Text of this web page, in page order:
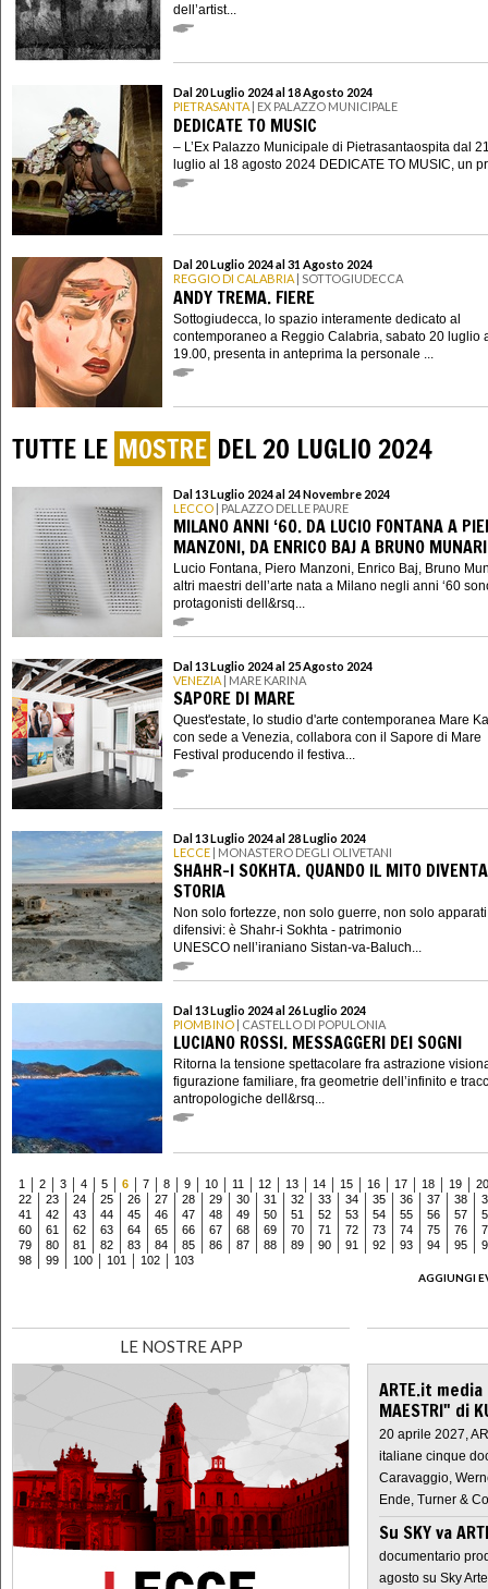
dell’artist...
Dal 20 Luglio 2024 al 18 Agosto 2024
PIETRASANTA | EX PALAZZO MUNICIPALE
DEDICATE TO MUSIC
– L’Ex Palazzo Municipale di Pietrasantaospita dal
luglio al 18 agosto 2024 DEDICATE TO MUSIC, un
Dal 20 Luglio 2024 al 31 Agosto 2024
REGGIO DI CALABRIA | SOTTOGIUDECCA
ANDY TREMA. FIERE
Sottogiudecca, lo spazio interamente dedicato al
contemporaneo a Reggio Calabria, sabato 20 luglio
19.00, presenta in anteprima la personale ...
TUTTE LE MOSTRE DEL 20 LUGLIO 2024
Dal 13 Luglio 2024 al 24 Novembre 2024
LECCO | PALAZZO DELLE PAURE
MILANO ANNI ‘60. DA LUCIO FONTANA A
MANZONI, DA ENRICO BAJ A BRUNO MUNARI
Lucio Fontana, Piero Manzoni, Enrico Baj, Bruno
altri maestri dell’arte nata a Milano negli anni ‘60
protagonisti dell&rsq...
Dal 13 Luglio 2024 al 25 Agosto 2024
VENEZIA | MARE KARINA
SAPORE DI MARE
Quest'estate, lo studio d'arte contemporanea Mare
con sede a Venezia, collabora con il Sapore di Mare
Festival producendo il festiva...
Dal 13 Luglio 2024 al 28 Luglio 2024
LECCE | MONASTERO DEGLI OLIVETANI
SHAHR-I SOKHTA. QUANDO IL MITO DIVENTA
STORIA
Non solo fortezze, non solo guerre, non solo apparati
difensivi: è Shahr-i Sokhta - patrimonio
UNESCO nell’iraniano Sistan-va-Baluch...
Dal 13 Luglio 2024 al 26 Luglio 2024
PIOMBINO | CASTELLO DI POPULONIA
LUCIANO ROSSI. MESSAGGERI DEI SOGNI
Ritorna la tensione spettacolare fra astrazione
figurazione familiare, fra geometrie dell’infinito e
antropologiche dell&rsq...
1 2 3 4 5 6 7 8 9 10 11 12 13 14 15 16 17 18 19
20
22
23 24 25 26 27 28 29 30 31 32 33 34 35 36 37 38
41
42 43 44 45 46 47 48 49 50 51 52 53 54 55 56 57
60
61 62 63 64 65 66 67 68 69 70 71 72 73 74 75 76
79
80 81 82 83 84 85 86 87 88 89 90 91 92 93 94 95
98
99 100 101 102
103
AGGIUNGI
LE NOSTRE APP
ARTE.it
MAESTRI" di
20 aprile 2027,
italiane cinque
Caravaggio,
Ende, Turner &
Su SKY va
documentario
agosto su Sky Arte